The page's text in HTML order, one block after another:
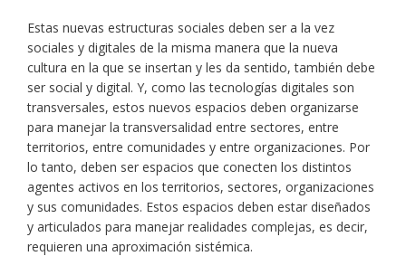
Estas nuevas estructuras sociales deben ser a la vez
sociales y digitales de la misma manera que la nueva
cultura en la que se insertan y les da sentido, también debe
ser social y digital. Y, como las tecnologías digitales son
transversales, estos nuevos espacios deben organizarse
para manejar la transversalidad entre sectores, entre
territorios, entre comunidades y entre organizaciones. Por
lo tanto, deben ser espacios que conecten los distintos
agentes activos en los territorios, sectores, organizaciones
y sus comunidades. Estos espacios deben estar diseñados
y articulados para manejar realidades complejas, es decir,
requieren una aproximación sistémica.